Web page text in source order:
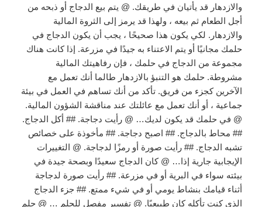
والازدهار قد يأتيان في طريقك. @ يتم بيع الدجاج أو ذبحه من
أجل الطعام ثم بيعه ، ولهذا قد يرمز إلى الثروة المالية
والازدهار. لكي يكون هذا صحيحًا ، يجب أن يكون الدجاج في
حلمك مجانيًا أو يتم الاعتناء به جيدًا في مزرعة. إذا كانت هناك
مجموعة من الدجاج في حلمك ، فإن رفاهيتك المالية
مشروطة. حلمك هو التنبؤ بالازدهار طالما أنك تعمل مع
الآخرين كجزء من فريق. تأكد من أنك تساهم في العمل في بيئة
جماعية ، أو أنك تعمل مع عائلتك عند مناقشة الشؤون المالية.
@ في حلمك قد يكون لديك… @ رأيت دجاجة. ## أكل الدجاج.
## محاط بالدجاج. ## اصبح دجاجة. ## مأخوذة على خصائص
تشبه الدجاج. ## رأيت صورة أو رمزًا لدجاجة. @ التغييرات
الإيجابية جارية إذا… @ كان الدجاج سعيدًا وبصحة جيدة في
بيئته سواء في البرية أو في مزرعة. ## رأيت صورة لدجاجة
أثناء قيامك بنشاط يومي أو في شيء ممتع. ## جزء الدجاج
الذي كنت تأكله كان طبيعيًا. @ تفسير مفصل للحلم … @ حلم